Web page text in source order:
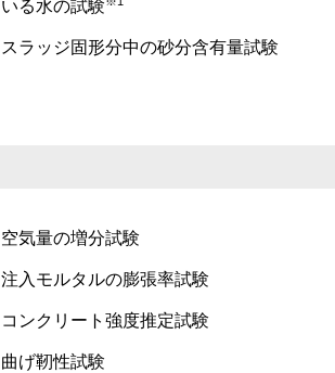
いる水の試験
スラッジ固形分中の砂分含有量試験
空気量の増分試験
注入モルタルの膨張率試験
コンクリート強度推定試験
曲げ靭性試験